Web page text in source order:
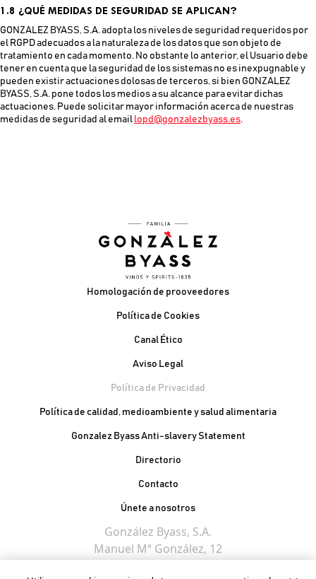
1.8 ¿QUÉ MEDIDAS DE SEGURIDAD SE APLICAN?
GONZALEZ BYASS, S.A. adopta los niveles de seguridad requeridos por
el RGPD adecuados a la naturaleza de los datos que son objeto de
tratamiento en cada momento. No obstante lo anterior, el Usuario debe
tener en cuenta que la seguridad de los sistemas no es inexpugnable y
pueden existir actuaciones dolosas de terceros, si bien GONZALEZ
BYASS, S.A. pone todos los medios a su alcance para evitar dichas
actuaciones. Puede solicitar mayor información acerca de nuestras
medidas de seguridad al email lopd@gonzalezbyass.es.
Pie de páginaHomologación de prooveedores
Política de Cookies
Canal Ético
Aviso Legal
Política de Privacidad
Política de calidad, medioambiente y salud alimentaria
Gonzalez Byass Anti-slavery Statement
Contacto Pie de página
Directorio
Contacto
Únete a nosotros
González Byass, S.A.
Manuel Mª González, 12
11402 Jerez de la